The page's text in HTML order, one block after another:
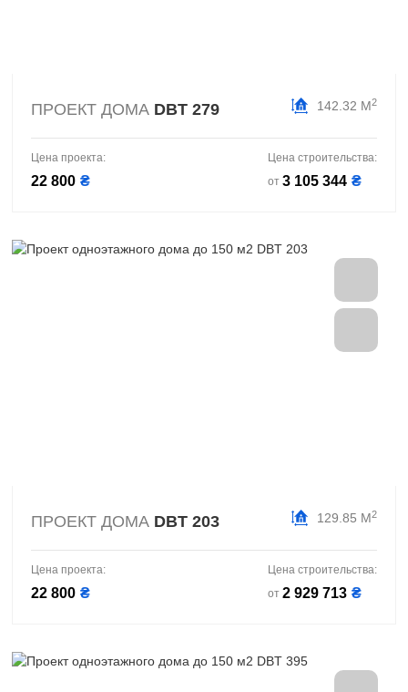
ПРОЕКТ ДОМА DBT 279 142.32 М2
Цена проекта:
22 800 ₴
Цена строительства:
от 3 105 344 ₴
ПРОЕКТ ДОМА DBT 203 129.85 М2
Цена проекта:
22 800 ₴
Цена строительства:
от 2 929 713 ₴